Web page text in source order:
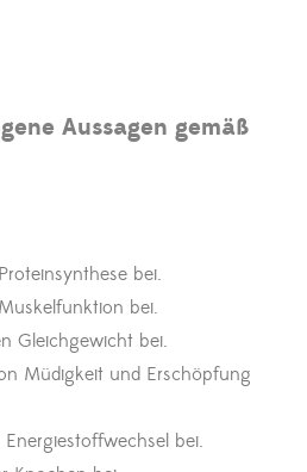
Aussagen gemäß
bei.
bei.
Gleichgewicht bei.
Müdigkeit und Erschöpfung
bei.